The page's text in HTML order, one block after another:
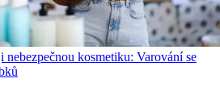
kosmetiku: Varování se